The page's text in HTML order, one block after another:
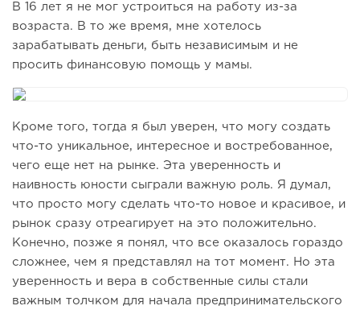
В 16 лет я не мог устроиться на работу из-за
возраста. В то же время, мне хотелось
зарабатывать деньги, быть независимым и не
просить финансовую помощь у мамы.
Кроме того, тогда я был уверен, что могу создать
что-то уникальное, интересное и востребованное,
чего еще нет на рынке. Эта уверенность и
наивность юности сыграли важную роль. Я думал,
что просто могу сделать что-то новое и красивое, и
рынок сразу отреагирует на это положительно.
Конечно, позже я понял, что все оказалось гораздо
сложнее, чем я представлял на тот момент. Но эта
уверенность и вера в собственные силы стали
важным толчком для начала предпринимательского